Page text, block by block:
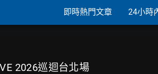
即時熱門文章 24小時
2026巡迴台北場